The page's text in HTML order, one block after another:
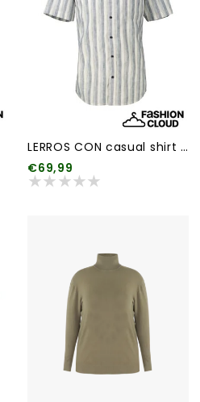
LERROS CON casual shirt km BT
€69,99